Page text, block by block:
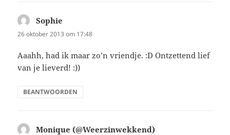
Sophie
26 oktober 2013 om 17:48
Aaahh, had ik maar zo’n vriendje. :D Ontzettend lief
van je lieverd! :))
BEANTWOORDEN
Monique (@Weerzinwekkend)